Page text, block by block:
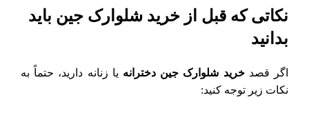
نکاتی که قبل از خرید شلوارک جین باید
بدانید
اگر قصدخرید شلوارک جین دخترانه یا زنانه دارید، حتماً به
نکات زیر توجه کنید: